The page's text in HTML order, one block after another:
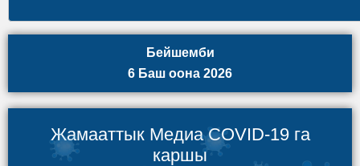
Бейшемби
6 Баш оона 2026
Жамааттык Медиа COVID-19 га
каршы